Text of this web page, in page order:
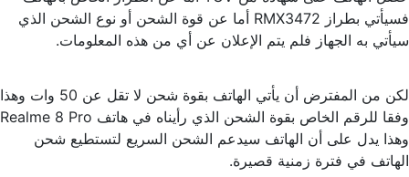
فسيأتي بطراز RMX3472 أما عن قوة الشحن أو نوع الشحن الذي
سيأتي به الجهاز فلم يتم الإعلان عن أي من هذه المعلومات.
لكن من المفترض أن يأتي الهاتف بقوة شحن لا تقل عن 50 وات وهذا
وفقا للرقم الخاص بقوة الشحن الذي رأيناه في هاتف Realme 8 Pro
وهذا يدل على أن الهاتف سيدعم الشحن السريع لتستطيع شحن
الهاتف في فترة زمنية قصيرة.